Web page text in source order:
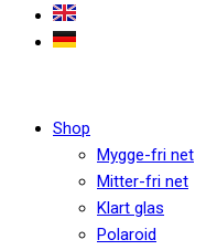
Shop
Mygge-fri net
Mitter-fri net
Klart glas
Polaroid